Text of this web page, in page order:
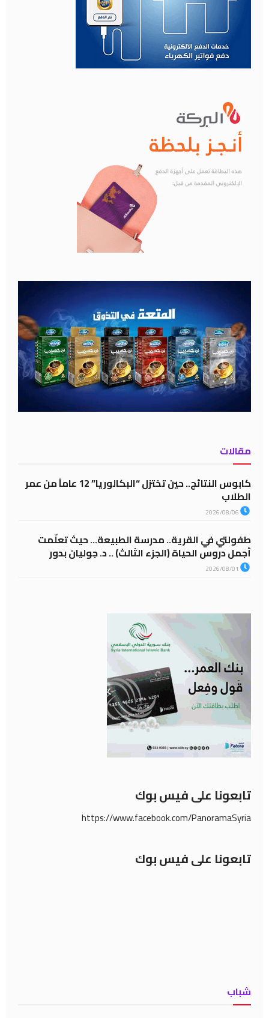
مقالات
كابوس النتائج.. حين تختزل “البكالوريا” 12 عاماً من عمر
الطلاب
طفولتي في القرية.. مدرسة الطبيعة… حيث تعلّمت
أجمل دروس الحياة (الجزء الثالث) .. د. جوليان بدور
تابعونا على فيس بوك
https://www.facebook.com/PanoramaSyria
تابعونا على فيس بوك
شباب